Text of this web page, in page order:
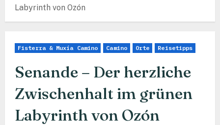
Labyrinth von Ozón
Fisterra & Muxía Camino Camino Orte Reisetipps
Senande – Der herzliche
Zwischenhalt im grünen
Labyrinth von Ozón